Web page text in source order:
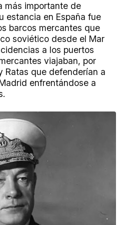
más importante de
estancia en España fue
barcos mercantes que
soviético desde el Mar
a los puertos
viajaban, por
Ratas que defenderían a
enfrentándose a